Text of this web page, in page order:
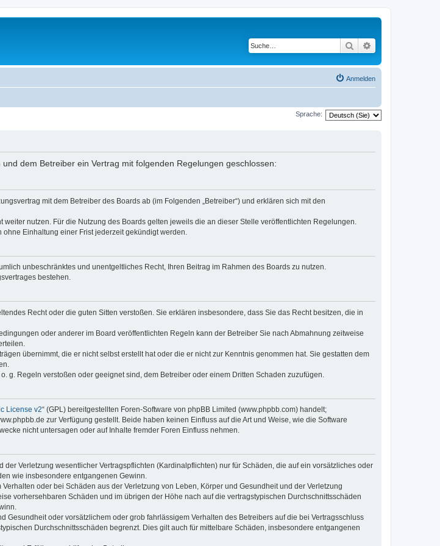
Suche
Anmelden
Sprache:
dem Betreiber ein Vertrag mit folgenden Regelungen geschlossen:
mit dem Betreiber des Boards ab (im Folgenden „Betreiber“) und erklären sich mit den
nutzen. Für die Nutzung des Boards gelten jeweils die an dieser Stelle veröffentlichten Regelungen.
Einhaltung einer Frist jederzeit gekündigt werden.
unbeschränktes und unentgeltliches Recht, Ihren Beitrag im Rahmen des Boards zu nutzen.
bestehen.
Recht oder die guten Sitten verstoßen. Sie erklären insbesondere, dass Sie das Recht besitzen, die in
oder anderer im Board veröffentlichten Regeln kann der Betreiber Sie nach Abmahnung zeitweise
übernimmt, die er nicht selbst erstellt hat oder die er nicht zur Kenntnis genommen hat. Sie gestatten dem
Regeln verstoßen oder geeignet sind, dem Betreiber oder einem Dritten Schaden zuzufügen.
License v2“ (GPL) bereitgestellten Foren-Software von phpBB Limited (www.phpbb.com) handelt;
zur Verfügung gestellt. Beide haben keinen Einfluss auf die Art und Weise, wie die Software
nicht untersagen oder auf Inhalte fremder Foren Einfluss nehmen.
Verletzung wesentlicher Vertragspflichten (Kardinalpflichten) nur für Schäden, die auf ein vorsätzliches oder
wie insbesondere entgangenen Gewinn.
oder bei Schäden aus der Verletzung von Leben, Körper und Gesundheit und der Verletzung
vorhersehbaren Schäden und im übrigen der Höhe nach auf die vertragstypischen Durchschnittsschäden
oder vorsätzlichem oder grob fahrlässigem Verhalten des Betreibers auf die bei Vertragsschluss
Durchschnittsschäden begrenzt. Dies gilt auch für mittelbare Schäden, insbesondere entgangenen